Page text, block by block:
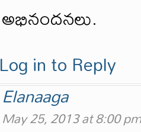
అభినందనలు.
Log in to Reply
Elanaaga
May 25, 2013 at 8:00 pm